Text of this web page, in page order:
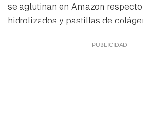
se aglutinan en Amazon
hidrolizados y pastillas de